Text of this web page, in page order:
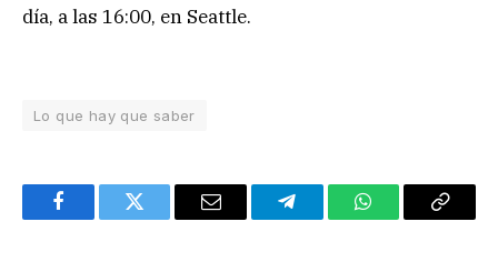
día, a las 16:00, en Seattle.
Lo que hay que saber
FacebookTwitter Email TelegramWhatsAppCopy